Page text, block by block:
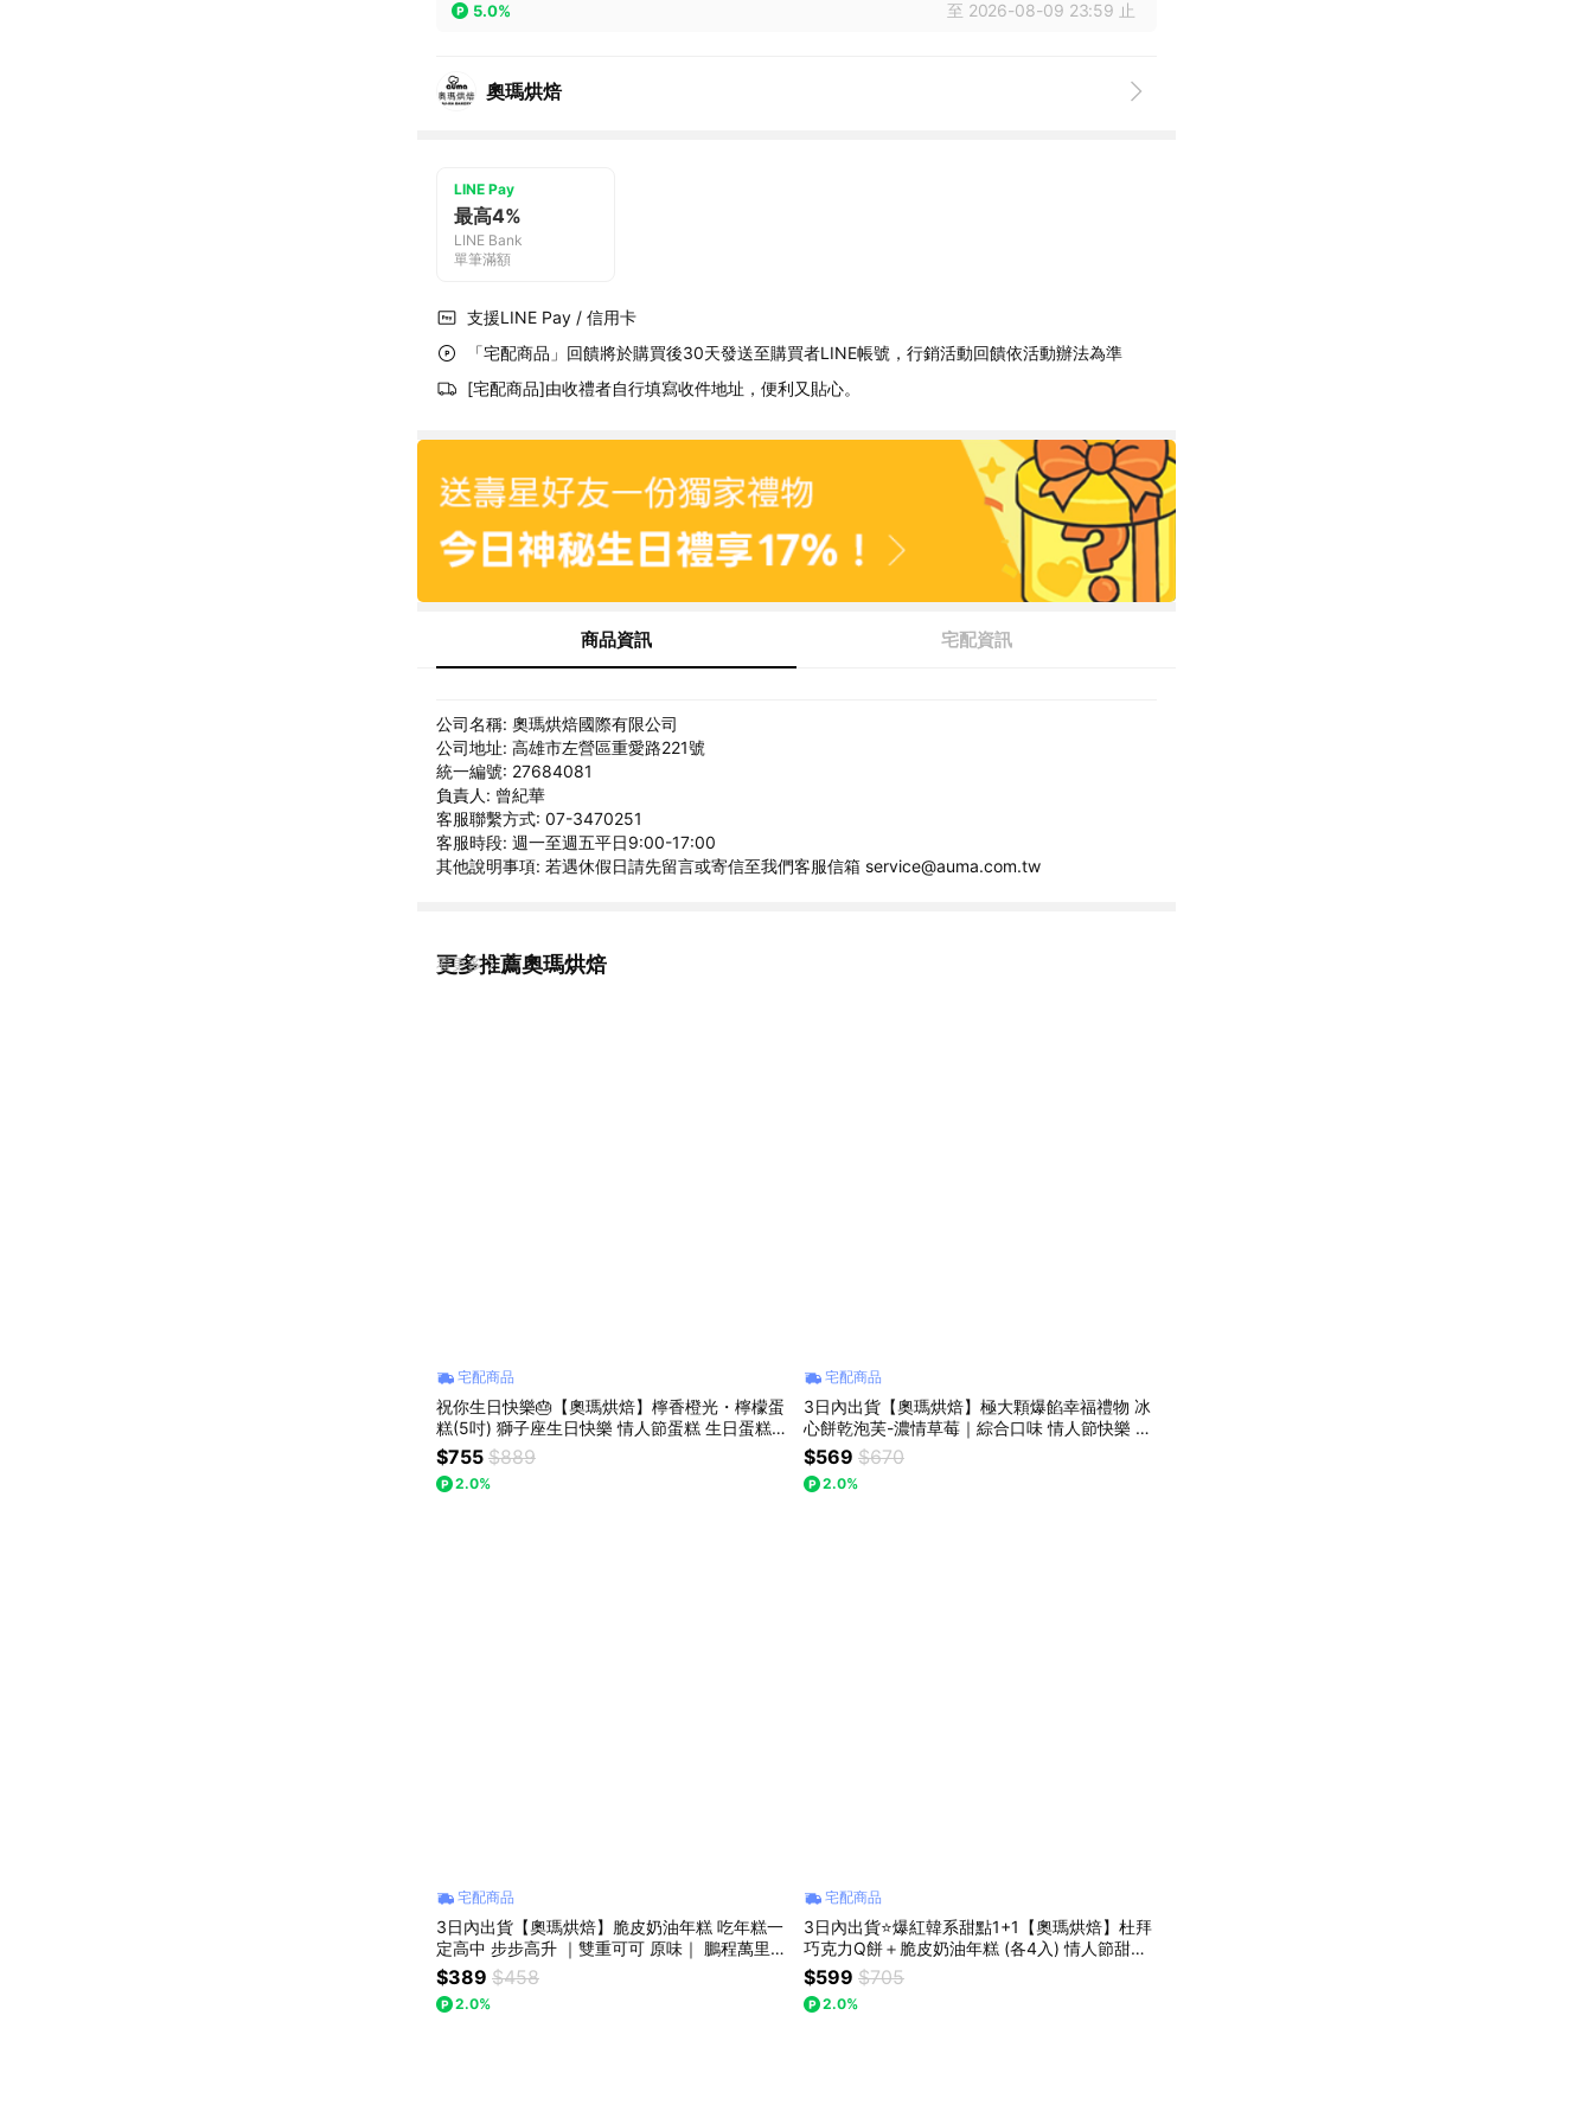
5.0% 至 2026-08-09 23:59 止
奧瑪烘焙
LINE Pay
最高4%
LINE Bank
單筆滿額
支援LINE Pay / 信用卡
「宅配商品」回饋將於購買後30天發送至購買者LINE帳號，行銷活動回饋依活動辦法為準
[宅配商品]由收禮者自行填寫收件地址，便利又貼心。
商品資訊 宅配資訊
公司名稱: 奧瑪烘焙國際有限公司
公司地址: 高雄市左營區重愛路221號
統一編號: 27684081
負責人: 曾紀華
客服聯繫方式: 07-3470251
客服時段: 週一至週五平日9:00-17:00
其他說明事項: 若遇休假日請先留言或寄信至我們客服信箱 service@auma.com.tw
更多推薦奧瑪烘焙
看更多
宅配商品
祝你生日快樂🎂【奧瑪烘焙】檸香橙光・檸檬蛋
糕(5吋) 獅子座生日快樂 情人節蛋糕 生日蛋糕
畢業禮物 升職禮物
$755 $889
2.0%
宅配商品
3日內出貨【奧瑪烘焙】極大顆爆餡幸福禮物 冰
心餅乾泡芙-濃情草莓｜綜合口味 情人節快樂 教
師節快樂 獅子座生日快樂 泡芙禮盒 LINE禮物獨
家
$569 $670
2.0%
宅配商品
3日內出貨【奧瑪烘焙】脆皮奶油年糕 吃年糕一
定高中 步步高升 ｜雙重可可 原味｜ 鵬程萬里畢
業快樂 獅子座生日快樂 情人節快樂 送禮禮盒 巧
克力甜點
$389 $458
2.0%
宅配商品
3日內出貨⭐️爆紅韓系甜點1+1【奧瑪烘焙】杜拜
巧克力Q餅＋脆皮奶油年糕 (各4入) 情人節甜點
520甜點 開心果甜點 獅子座生日快樂 畢業禮物
$599 $705
2.0%